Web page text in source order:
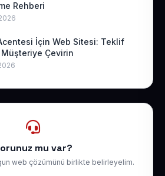
Rehberi
İçin Web Sitesi: Teklif
Çevirin
mu var?
web çözümünü birlikte belirleyelim.